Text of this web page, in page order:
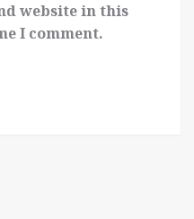
website in this
I comment.